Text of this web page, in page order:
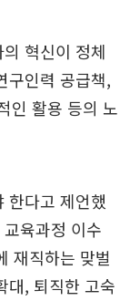
혁신이 정체
구인력 공급책,
인 활용 등의 노
한다고 제언했
육과정 이수
재직하는 맞벌
대, 퇴직한 고숙